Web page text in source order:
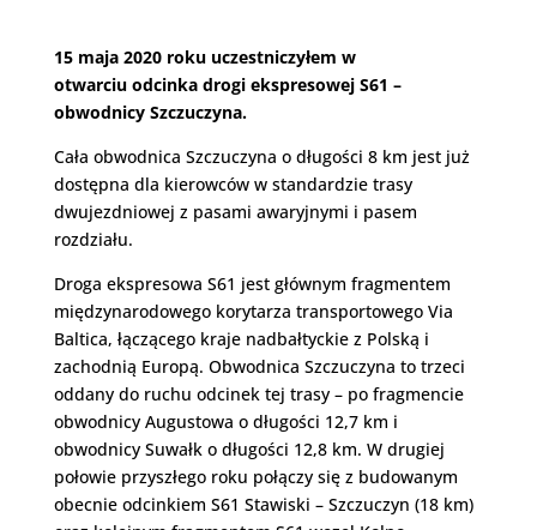
15 maja 2020 roku uczestniczyłem w
otwarciu odcinka drogi ekspresowej S61 –
obwodnicy Szczuczyna.
Cała obwodnica Szczuczyna o długości 8 km jest już
dostępna dla kierowców w standardzie trasy
dwujezdniowej z pasami awaryjnymi i pasem
rozdziału.
Droga ekspresowa S61 jest głównym fragmentem
międzynarodowego korytarza transportowego Via
Baltica, łączącego kraje nadbałtyckie z Polską i
zachodnią Europą. Obwodnica Szczuczyna to trzeci
oddany do ruchu odcinek tej trasy – po fragmencie
obwodnicy Augustowa o długości 12,7 km i
obwodnicy Suwałk o długości 12,8 km. W drugiej
połowie przyszłego roku połączy się z budowanym
obecnie odcinkiem S61 Stawiski – Szczuczyn (18 km)